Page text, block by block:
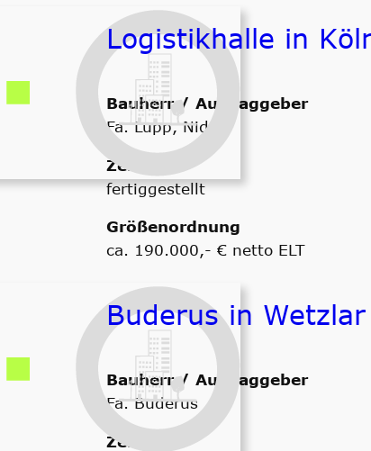
Logistikhalle in
Bauherr / Auftraggeber
Fa. Lupp, Nidda
Zeitraum
fertiggestellt
Größenordnung
ca. 190.000,- € netto ELT
Buderus in Wetzlar
Bauherr / Auftraggeber
Fa. Buderus
Zeitraum